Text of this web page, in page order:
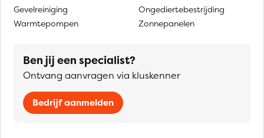
Gevelreiniging
Warmtepompen
Ongediertebestrijding
Zonnepanelen
Ben jij een specialist?
Ontvang aanvragen via kluskenner
Bedrijf aanmelden